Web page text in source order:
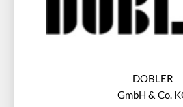
DOBLER
GmbH & Co.